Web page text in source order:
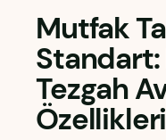
Mutfak
Standart:
Tezgah
Özellikleri